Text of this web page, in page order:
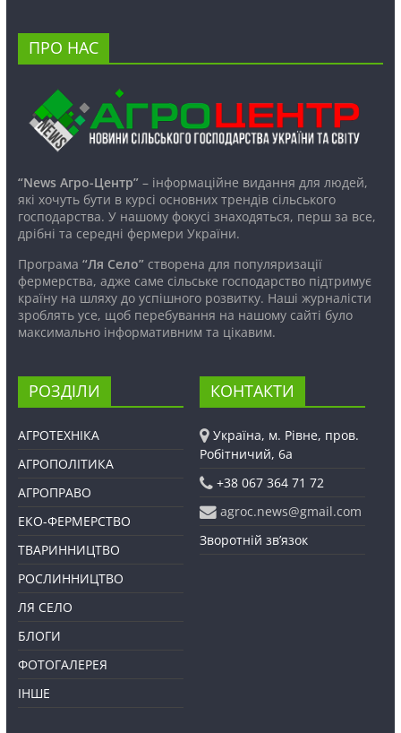
ПРО НАС
“News Агро-Центр”– інформаційне видання для людей,
які хочуть бути в курсі основних трендів сільського
господарства. У нашому фокусі знаходяться, перш за все,
дрібні та середні фермери України.
Програма “Ля Село”створена для популяризації
фермерства, адже саме сільське господарство підтримує
країну на шляху до успішного розвитку. Наші журналісти
зроблять усе, щоб перебування на нашому сайті було
максимально інформативним та цікавим.
РОЗДІЛИ
АГРОТЕХНІКА
АГРОПОЛІТИКА
АГРОПРАВО
ЕКО-ФЕРМЕРСТВО
ТВАРИННИЦТВО
РОСЛИННИЦТВО
ЛЯ СЕЛО
БЛОГИ
ФОТОГАЛЕРЕЯ
ІНШЕ
КОНТАКТИ
Україна, м. Рівне, пров.
Робітничий, 6а
+38 067 364 71 72
agroc.news@gmail.com
Зворотній зв’язок